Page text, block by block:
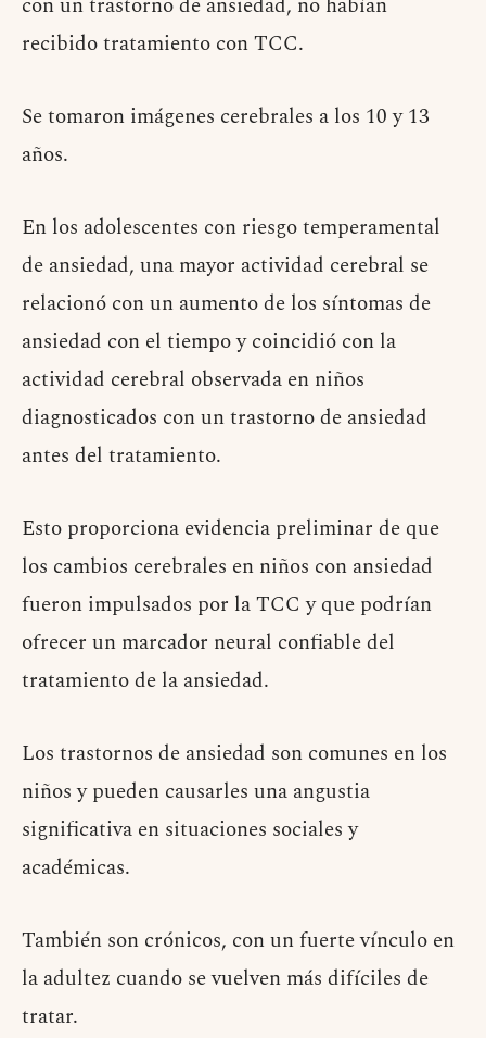
recibido tratamiento con TCC.
Se tomaron imágenes cerebrales a los 10 y 13
años.
En los adolescentes con riesgo temperamental
de ansiedad, una mayor actividad cerebral se
relacionó con un aumento de los síntomas de
ansiedad con el tiempo y coincidió con la
actividad cerebral observada en niños
diagnosticados con un trastorno de ansiedad
antes del tratamiento.
Esto proporciona evidencia preliminar de que
los cambios cerebrales en niños con ansiedad
fueron impulsados por la TCC y que podrían
ofrecer un marcador neural confiable del
tratamiento de la ansiedad.
Los trastornos de ansiedad son comunes en los
niños y pueden causarles una angustia
significativa en situaciones sociales y
académicas.
También son crónicos, con un fuerte vínculo en
la adultez cuando se vuelven más difíciles de
tratar.